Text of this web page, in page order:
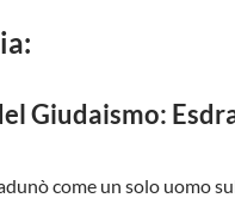
Giudaismo:
come un solo uomo